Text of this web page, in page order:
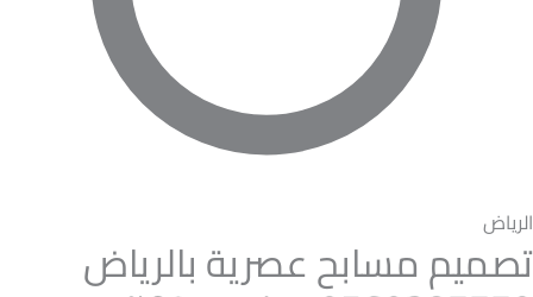
الرياض
تصميم مسابح عصرية بالرياض